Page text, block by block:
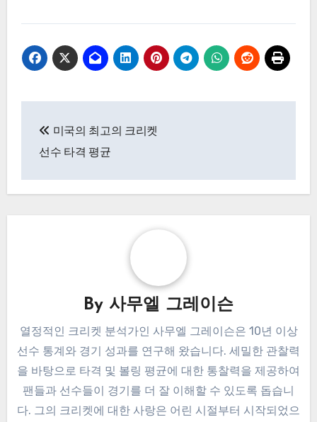
navigation
미국의 최고의 크리켓
선수 타격 평균
By 사무엘 그레이슨
열정적인 크리켓 분석가인 사무엘 그레이슨은 10년 이상
선수 통계와 경기 성과를 연구해 왔습니다. 세밀한 관찰력
을 바탕으로 타격 및 볼링 평균에 대한 통찰력을 제공하여
팬들과 선수들이 경기를 더 잘 이해할 수 있도록 돕습니
다. 그의 크리켓에 대한 사랑은 어린 시절부터 시작되었으